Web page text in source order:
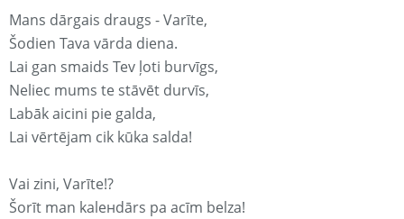
Mans dārgais draugs - Varīte,
Šodien Tava vārda diena.
Lai gan smaids Tev ļoti burvīgs,
Neliec mums te stāvēt durvīs,
Labāk aicini pie galda,
Lai vērtējam cik kūka salda!
Vai zini, Varīte!?
Šorīt man kaleнdārs pa acīm belza!